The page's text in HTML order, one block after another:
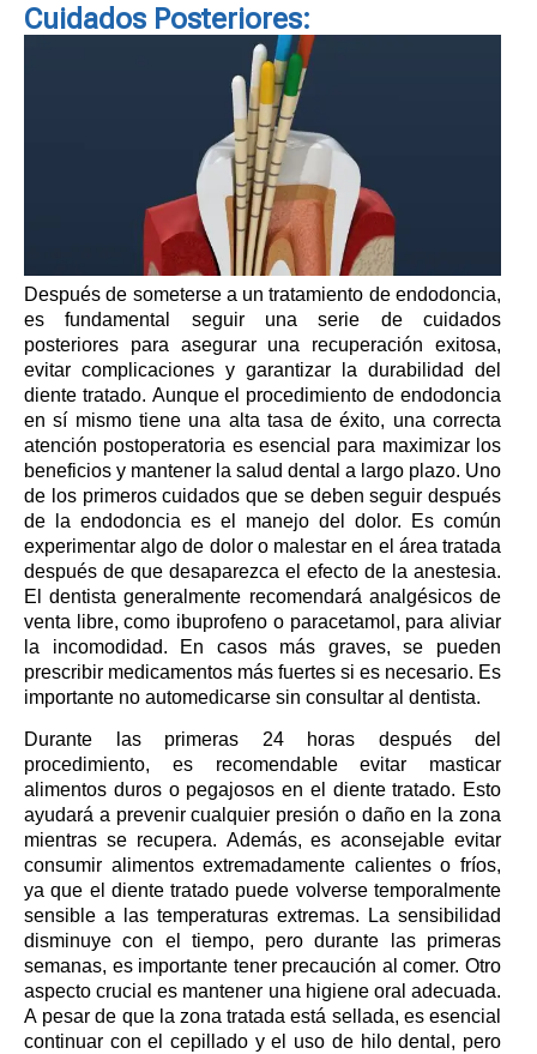
Cuidados Posteriores:
Después de someterse a un tratamiento de endodoncia,
es fundamental seguir una serie de cuidados
posteriores para asegurar una recuperación exitosa,
evitar complicaciones y garantizar la durabilidad del
diente tratado. Aunque el procedimiento de endodoncia
en sí mismo tiene una alta tasa de éxito, una correcta
atención postoperatoria es esencial para maximizar los
beneficios y mantener la salud dental a largo plazo. Uno
de los primeros cuidados que se deben seguir después
de la endodoncia es el manejo del dolor. Es común
experimentar algo de dolor o malestar en el área tratada
después de que desaparezca el efecto de la anestesia.
El dentista generalmente recomendará analgésicos de
venta libre, como ibuprofeno o paracetamol, para aliviar
la incomodidad. En casos más graves, se pueden
prescribir medicamentos más fuertes si es necesario. Es
importante no automedicarse sin consultar al dentista.
Durante las primeras 24 horas después del
procedimiento, es recomendable evitar masticar
alimentos duros o pegajosos en el diente tratado. Esto
ayudará a prevenir cualquier presión o daño en la zona
mientras se recupera. Además, es aconsejable evitar
consumir alimentos extremadamente calientes o fríos,
ya que el diente tratado puede volverse temporalmente
sensible a las temperaturas extremas. La sensibilidad
disminuye con el tiempo, pero durante las primeras
semanas, es importante tener precaución al comer. Otro
aspecto crucial es mantener una higiene oral adecuada.
A pesar de que la zona tratada está sellada, es esencial
continuar con el cepillado y el uso de hilo dental, pero